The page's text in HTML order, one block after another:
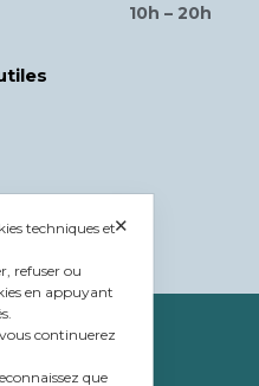
10h – 20h
S.r.l.
✕
techniques et
refuser ou
en appuyant
continuerez
que